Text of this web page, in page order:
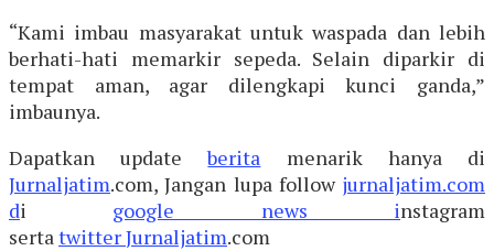
“Kami imbau masyarakat untuk waspada dan lebih
berhati-hati memarkir sepeda. Selain diparkir di
tempat aman, agar dilengkapi kunci ganda,”
imbaunya.
Dapatkan updateberita menarik hanya di
Jurnaljatim.com, Jangan lupa follow jurnaljatim.com
di google news instagram
serta twitterJurnaljatim.com